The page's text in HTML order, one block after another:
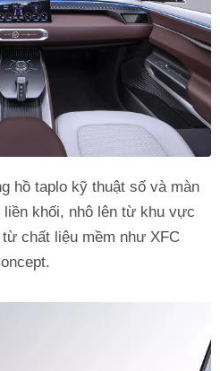
hồ taplo kỹ thuật số và màn
khối, nhô lên từ khu vực
chất liệu mềm như XFC